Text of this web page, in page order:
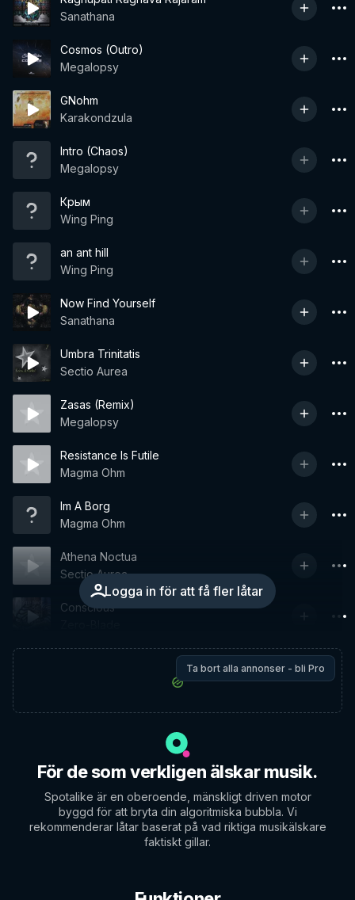
Sanathana
Cosmos (Outro)
Megalopsy
GNohm
Karakondzula
Intro (Chaos)
Megalopsy
Крым
Wing Ping
an ant hill
Wing Ping
Now Find Yourself
Sanathana
Umbra Trinitatis
Sectio Aurea
Zasas (Remix)
Megalopsy
Resistance Is Futile
Magma Ohm
Im A Borg
Magma Ohm
Logga in för att få fler låtar
Athena Noctua
Sectio Aurea
Conscious
Ta bort alla annonser - bli Pro
För de som verkligen älskar musik.
Spotalike är en oberoende, mänskligt driven motor
byggd för att bryta din algoritmiska bubbla. Vi
rekommenderar låtar baserat på vad riktiga musikälskare
faktiskt gillar.